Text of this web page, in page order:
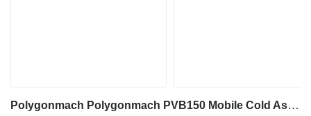
Polygonmach Polygonmach PVB150 Mobile Cold Asphalt & Emulsion Mixing